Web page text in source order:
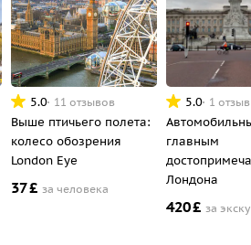
5.0 11 отзывов
Выше птичьего полета:
колесо обозрения
London Eye
37£ за человека
5.0 1 отзыв
главным
Лондона
420£ за